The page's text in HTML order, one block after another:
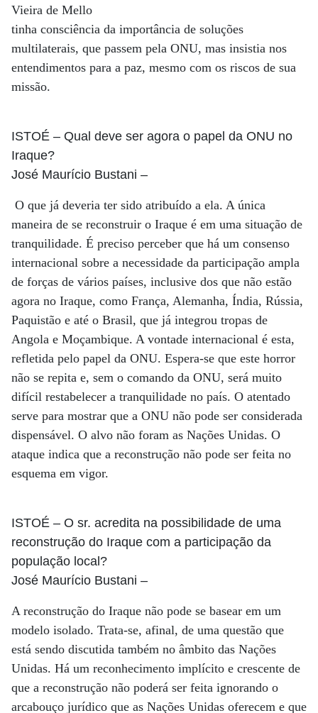
Vieira de Mello
tinha consciência da importância de soluções
multilaterais, que passem pela ONU, mas insistia nos
entendimentos para a paz, mesmo com os riscos de sua
missão.
ISTOÉ – Qual deve ser agora o papel da ONU no
Iraque?
José Maurício Bustani –
O que já deveria ter sido atribuído a ela. A única
maneira de se reconstruir o Iraque é em uma situação de
tranquilidade. É preciso perceber que há um consenso
internacional sobre a necessidade da participação ampla
de forças de vários países, inclusive dos que não estão
agora no Iraque, como França, Alemanha, Índia, Rússia,
Paquistão e até o Brasil, que já integrou tropas de
Angola e Moçambique. A vontade internacional é esta,
refletida pelo papel da ONU. Espera-se que este horror
não se repita e, sem o comando da ONU, será muito
difícil restabelecer a tranquilidade no país. O atentado
serve para mostrar que a ONU não pode ser considerada
dispensável. O alvo não foram as Nações Unidas. O
ataque indica que a reconstrução não pode ser feita no
esquema em vigor.
ISTOÉ – O sr. acredita na possibilidade de uma
reconstrução do Iraque com a participação da
população local?
José Maurício Bustani –
A reconstrução do Iraque não pode se basear em um
modelo isolado. Trata-se, afinal, de uma questão que
está sendo discutida também no âmbito das Nações
Unidas. Há um reconhecimento implícito e crescente de
que a reconstrução não poderá ser feita ignorando o
arcabouço jurídico que as Nações Unidas oferecem e que